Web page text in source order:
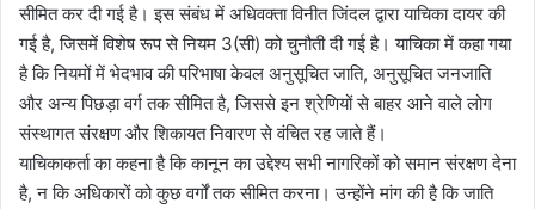
सीमित कर दी गई है। इस संबंध में अधिवक्ता विनीत जिंदल द्वारा याचिका दायर की
गई है, जिसमें विशेष रूप से नियम 3(सी) को चुनौती दी गई है। याचिका में कहा गया
है कि नियमों में भेदभाव की परिभाषा केवल अनुसूचित जाति, अनुसूचित जनजाति
और अन्य पिछड़ा वर्ग तक सीमित है, जिससे इन श्रेणियों से बाहर आने वाले लोग
संस्थागत संरक्षण और शिकायत निवारण से वंचित रह जाते हैं।
याचिकाकर्ता का कहना है कि कानून का उद्देश्य सभी नागरिकों को समान संरक्षण देना
है, न कि अधिकारों को कुछ वर्गों तक सीमित करना। उन्होंने मांग की है कि जाति